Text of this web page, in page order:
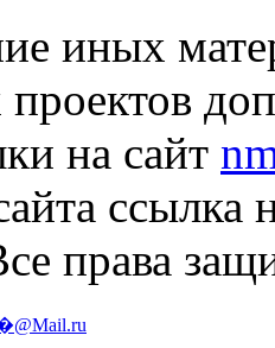
иных
на сайт
ссылка
права